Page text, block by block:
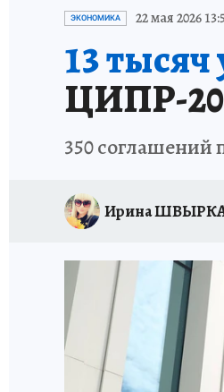
ИСПЫТАНО
ЭКОНОМИКА 22 мая 2026
13
ЦИПР-
350
Ирина